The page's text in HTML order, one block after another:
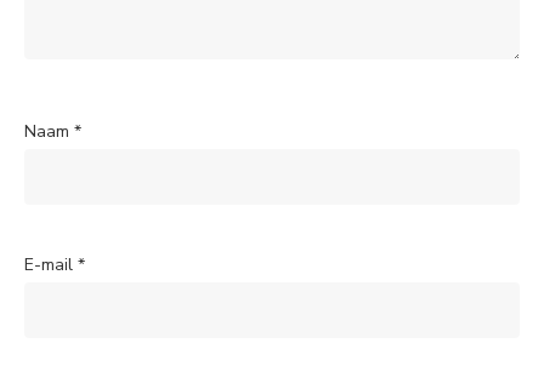
Naam *
E-mail *